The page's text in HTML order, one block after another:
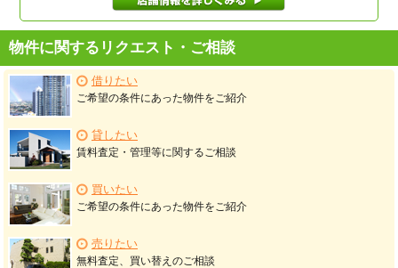
物件に関するリクエスト・ご相談
借りたい
ご希望の条件にあった物件をご紹介
貸したい
賃料査定・管理等に関するご相談
買いたい
ご希望の条件にあった物件をご紹介
売りたい
無料査定、買い替えのご相談